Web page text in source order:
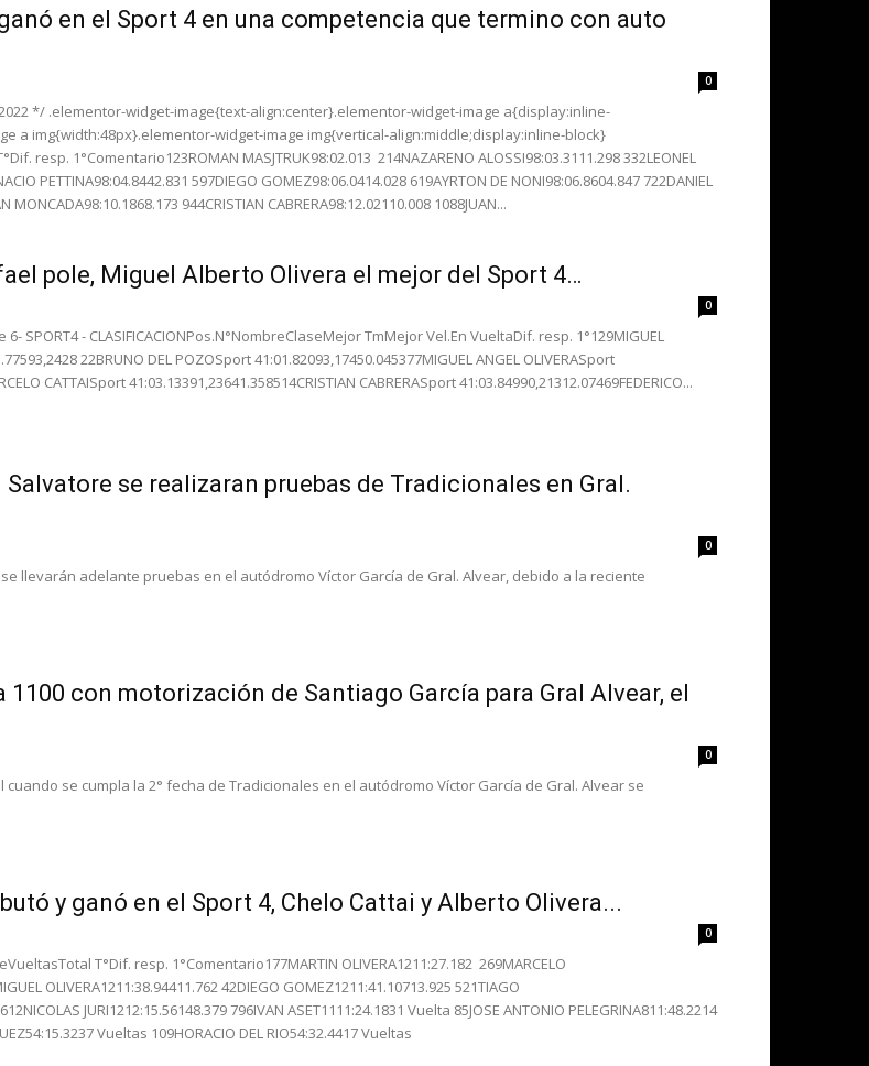
en el Sport 4 en una competencia que termino con auto
0
*/ .elementor-widget-image{text-align:center}.elementor-widget-image a{display:inline-
a img{width:48px}.elementor-widget-image img{vertical-align:middle;display:inline-block}
resp. 1°Comentario123ROMAN MASJTRUK98:02.013 214NAZARENO ALOSSI98:03.3111.298 332LEONEL
PETTINA98:04.8442.831 597DIEGO GOMEZ98:06.0414.028 619AYRTON DE NONI98:06.8604.847 722DANIEL
MONCADA98:10.1868.173 944CRISTIAN CABRERA98:12.02110.008 1088JUAN...
pole, Miguel Alberto Olivera el mejor del Sport 4…
0
6- SPORT4 - CLASIFICACIONPos.N°NombreClaseMejor TmMejor Vel.En VueltaDif. resp. 1°129MIGUEL
22BRUNO DEL POZOSport 41:01.82093,17450.045377MIGUEL ANGEL OLIVERASport
CATTAISport 41:03.13391,23641.358514CRISTIAN CABRERASport 41:03.84990,21312.07469FEDERICO...
Salvatore se realizaran pruebas de Tradicionales en Gral.
0
llevarán adelante pruebas en el autódromo Víctor García de Gral. Alvear, debido a la reciente
1100 con motorización de Santiago García para Gral Alvear, el
0
cuando se cumpla la 2° fecha de Tradicionales en el autódromo Víctor García de Gral. Alvear se
y ganó en el Sport 4, Chelo Cattai y Alberto Olivera...
0
T°Dif. resp. 1°Comentario177MARTIN OLIVERA1211:27.182 269MARCELO
OLIVERA1211:38.94411.762 42DIEGO GOMEZ1211:41.10713.925 521TIAGO
JURI1212:15.56148.379 796IVAN ASET1111:24.1831 Vuelta 85JOSE ANTONIO PELEGRINA811:48.2214
Vueltas 109HORACIO DEL RIO54:32.4417 Vueltas